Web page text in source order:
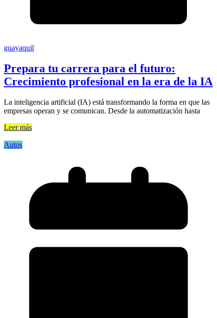
guayaquil
Prepara tu carrera para el futuro:
Crecimiento profesional en la era de la IA
La inteligencia artificial (IA) está transformando la forma en que las
empresas operan y se comunican. Desde la automatización hasta
Leer más
Autos